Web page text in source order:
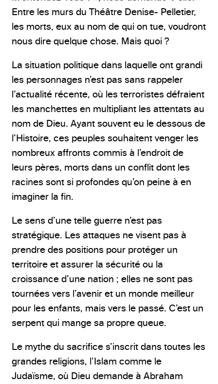
Entre les murs du Théâtre Denise- Pelletier,
les morts, eux au nom de qui on tue, voudront
nous dire quelque chose. Mais quoi ?
La situation politique dans laquelle ont grandi
les personnages n’est pas sans rappeler
l’actualité récente, où les terroristes défraient
les manchettes en multipliant les attentats au
nom de Dieu. Ayant souvent eu le dessous de
l’Histoire, ces peuples souhaitent venger les
nombreux affronts commis à l’endroit de
leurs pères, morts dans un conflit dont les
racines sont si profondes qu’on peine à en
imaginer la fin.
Le sens d’une telle guerre n’est pas
stratégique. Les attaques ne visent pas à
prendre des positions pour protéger un
territoire et assurer la sécurité ou la
croissance d’une nation ; elles ne sont pas
tournées vers l’avenir et un monde meilleur
pour les enfants, mais vers le passé. C’est un
serpent qui mange sa propre queue.
Le mythe du sacrifice s’inscrit dans toutes les
grandes religions, l’Islam comme le
Judaïsme, où Dieu demande à Abraham